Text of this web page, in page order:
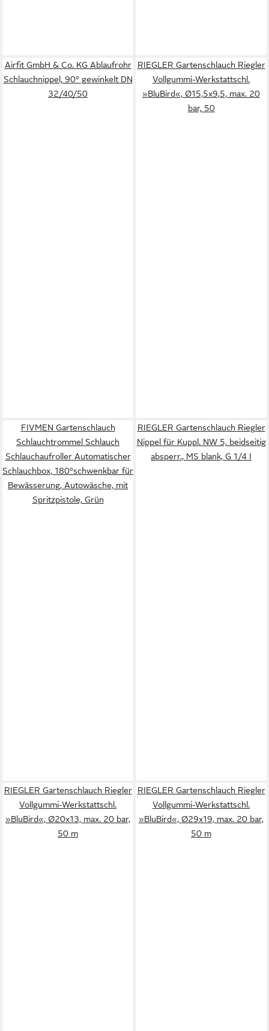
Airfit GmbH & Co. KG Ablaufrohr
Schlauchnippel, 90° gewinkelt DN
32/40/50
RIEGLER Gartenschlauch Riegler
Vollgummi-Werkstattschl.
»BluBird«, Ø15,5x9,5, max. 20
bar, 50
FIVMEN Gartenschlauch
Schlauchtrommel Schlauch
Schlauchaufroller Automatischer
Schlauchbox, 180°schwenkbar für
Bewässerung, Autowäsche, mit
Spritzpistole, Grün
RIEGLER Gartenschlauch Riegler
Nippel für Kuppl. NW 5, beidseitig
absperr., MS blank, G 1/4 I
RIEGLER Gartenschlauch Riegler
Vollgummi-Werkstattschl.
»BluBird«, Ø20x13, max. 20 bar,
50 m
RIEGLER Gartenschlauch Riegler
Vollgummi-Werkstattschl.
»BluBird«, Ø29x19, max. 20 bar,
50 m